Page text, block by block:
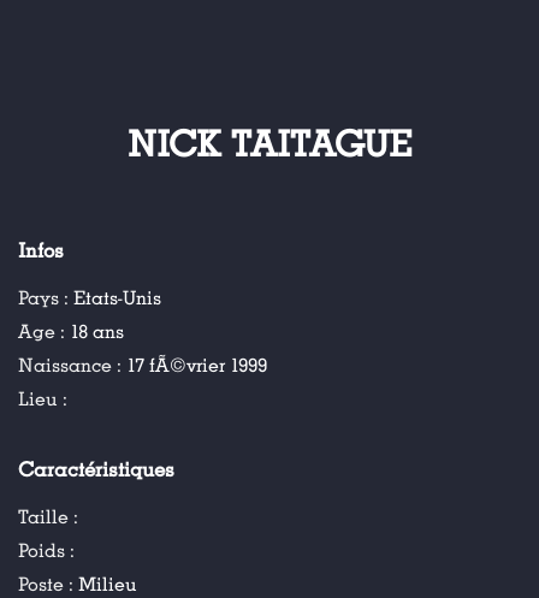
NICK TAITAGUE
Infos
Pays : Etats-Unis
Age : 18 ans
Naissance : 17 fÃ©vrier 1999
Lieu :
Caractéristiques
Taille :
Poids :
Poste : Milieu